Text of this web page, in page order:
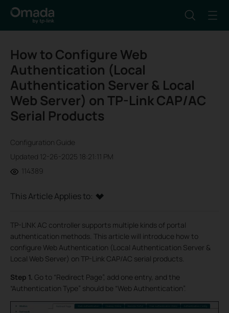
How to Configure Web
Authentication (Local
Authentication Server & Local
Web Server) on TP-Link CAP/AC
Serial Products
Configuration Guide
Updated 12-26-2025 18:21:11 PM
114389
This Article Applies to:
TP-LINK AC controller supports multiple kinds of portal
authentication methods. This article will introduce how to
configure Web Authentication (Local Authentication Server &
Local Web Server) on TP-Link CAP/AC serial products.
Step 1. Go to “Redirect Page”, add one entry, and the
“Authentication Type” should be “Web Authentication”.